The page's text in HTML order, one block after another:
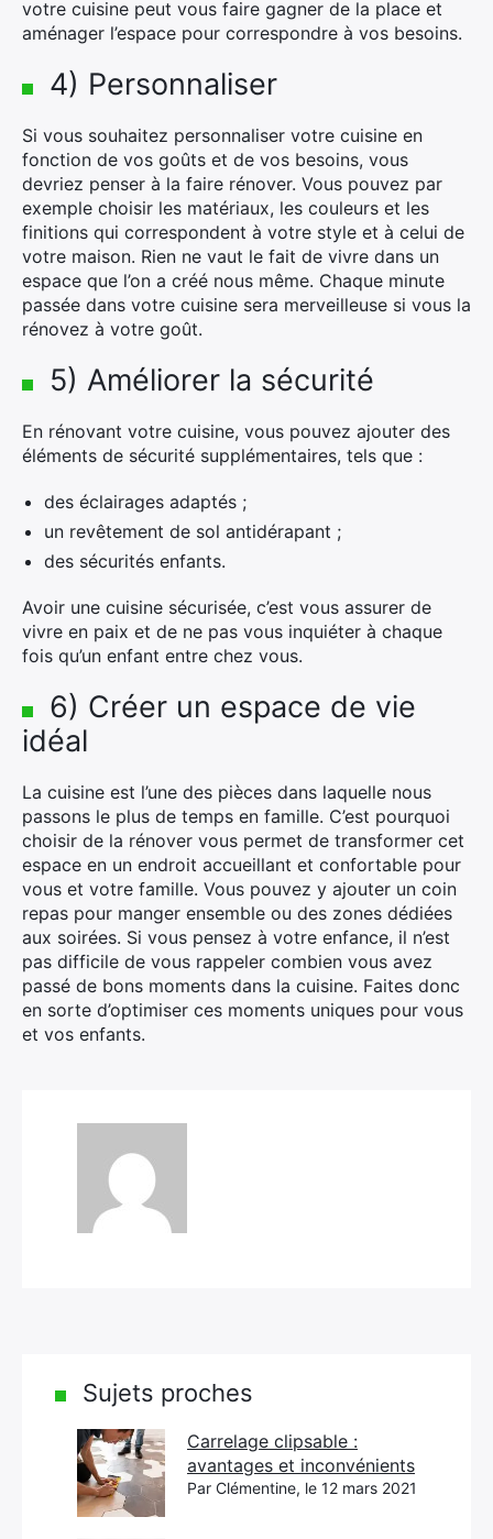
votre cuisine peut vous faire gagner de la place et
aménager l’espace pour correspondre à vos besoins.
4) Personnaliser
Si vous souhaitez personnaliser votre cuisine en
fonction de vos goûts et de vos besoins, vous
devriez penser à la faire rénover. Vous pouvez par
exemple choisir les matériaux, les couleurs et les
finitions qui correspondent à votre style et à celui de
votre maison. Rien ne vaut le fait de vivre dans un
espace que l’on a créé nous même. Chaque minute
passée dans votre cuisine sera merveilleuse si vous la
rénovez à votre goût.
5) Améliorer la sécurité
En rénovant votre cuisine, vous pouvez ajouter des
éléments de sécurité supplémentaires, tels que :
des éclairages adaptés ;
un revêtement de sol antidérapant ;
des sécurités enfants.
Avoir une cuisine sécurisée, c’est vous assurer de
vivre en paix et de ne pas vous inquiéter à chaque
fois qu’un enfant entre chez vous.
6) Créer un espace de vie
idéal
La cuisine est l’une des pièces dans laquelle nous
passons le plus de temps en famille. C’est pourquoi
choisir de la rénover vous permet de transformer cet
espace en un endroit accueillant et confortable pour
vous et votre famille. Vous pouvez y ajouter un coin
repas pour manger ensemble ou des zones dédiées
aux soirées. Si vous pensez à votre enfance, il n’est
pas difficile de vous rappeler combien vous avez
passé de bons moments dans la cuisine. Faites donc
en sorte d’optimiser ces moments uniques pour vous
et vos enfants.
Sujets proches
Carrelage clipsable :
avantages et inconvénients
Par Clémentine, le 12 mars 2021
Rechercher
: